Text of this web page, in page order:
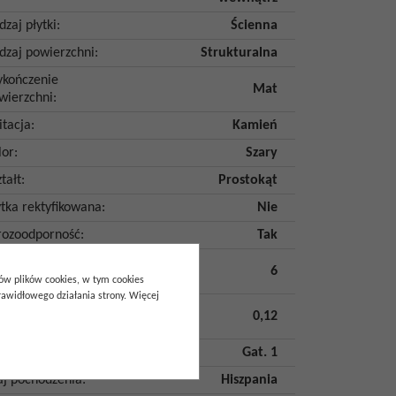
płytki:
Ścienna
powierzchni:
Strukturalna
:
Mat
:
Kamień
:
Szary
:
Prostokąt
rektyfikowana:
Nie
:
Tak
:
6
0,12
Gat. 1
pochodzenia: Hiszpania
plików cookies, w tym cookies
działania strony. Więcej